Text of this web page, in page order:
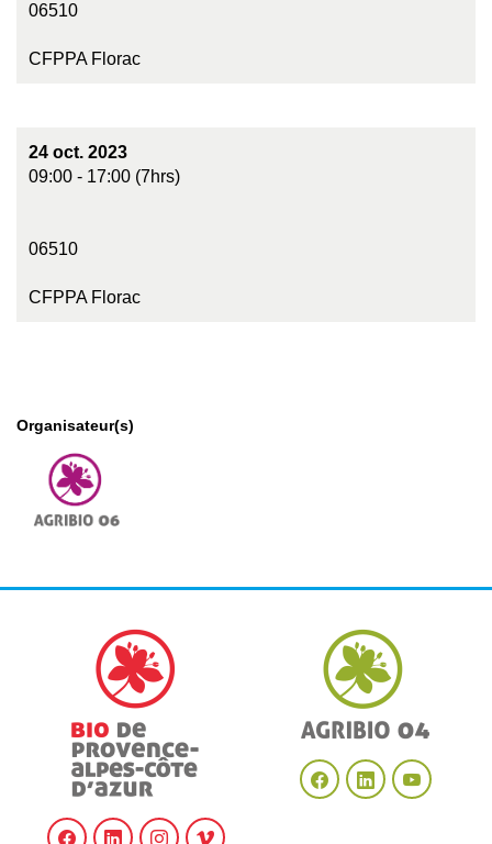
06510
CFPPA Florac
24 oct. 2023
09:00 - 17:00 (7hrs)
06510
CFPPA Florac
Organisateur(s)